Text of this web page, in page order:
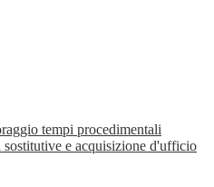
tempi procedimentali
e acquisizione d'ufficio